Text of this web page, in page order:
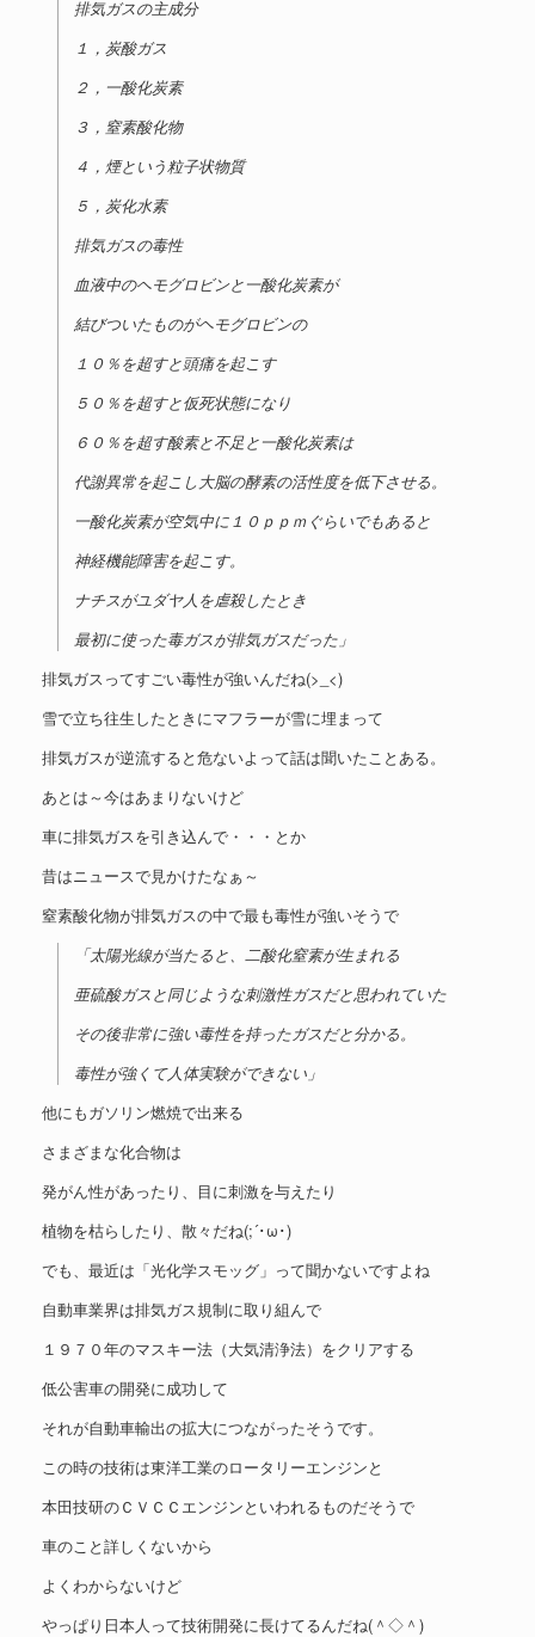
排気ガスの主成分
１，炭酸ガス
２，一酸化炭素
３，窒素酸化物
４，煙という粒子状物質
５，炭化水素
排気ガスの毒性
血液中のヘモグロビンと一酸化炭素が
結びついたものがヘモグロビンの
１０％を超すと頭痛を起こす
５０％を超すと仮死状態になり
６０％を超す酸素と不足と一酸化炭素は
代謝異常を起こし大脳の酵素の活性度を低下させる。
一酸化炭素が空気中に１０ｐｐｍぐらいでもあると
神経機能障害を起こす。
ナチスがユダヤ人を虐殺したとき
最初に使った毒ガスが排気ガスだった」
排気ガスってすごい毒性が強いんだね(>_<)
雪で立ち往生したときにマフラーが雪に埋まって
排気ガスが逆流すると危ないよって話は聞いたことある。
あとは～今はあまりないけど
車に排気ガスを引き込んで・・・とか
昔はニュースで見かけたなぁ～
窒素酸化物が排気ガスの中で最も毒性が強いそうで
「太陽光線が当たると、二酸化窒素が生まれる
亜硫酸ガスと同じような刺激性ガスだと思われていた
その後非常に強い毒性を持ったガスだと分かる。
毒性が強くて人体実験ができない」
他にもガソリン燃焼で出来る
さまざまな化合物は
発がん性があったり、目に刺激を与えたり
植物を枯らしたり、散々だね(;´･ω･)
でも、最近は「光化学スモッグ」って聞かないですよね
自動車業界は排気ガス規制に取り組んで
１９７０年のマスキー法（大気清浄法）をクリアする
低公害車の開発に成功して
それが自動車輸出の拡大につながったそうです。
この時の技術は東洋工業のロータリーエンジンと
本田技研のＣＶＣＣエンジンといわれるものだそうで
車のこと詳しくないから
よくわからないけど
やっぱり日本人って技術開発に長けてるんだね(＾◇＾)